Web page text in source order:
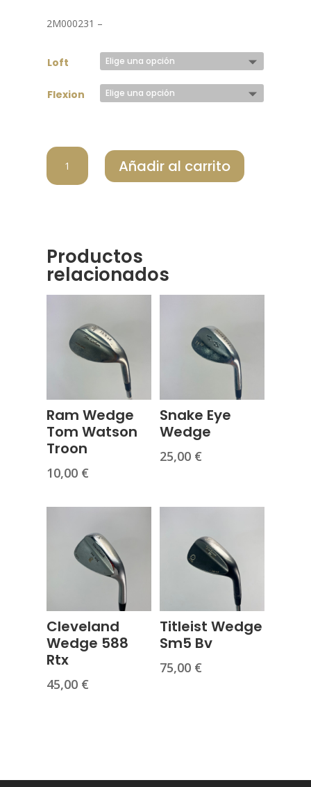
2M000231 –
Loft
Flexion
CLEVELAND
WEDGE
RTX6
Añadir al carrito
Productos
relacionados
Ram Wedge
Tom Watson
Troon
10,00 €
Snake Eye
Wedge
25,00 €
Cleveland
Wedge 588
Rtx
45,00 €
Titleist Wedge
Sm5 Bv
75,00 €